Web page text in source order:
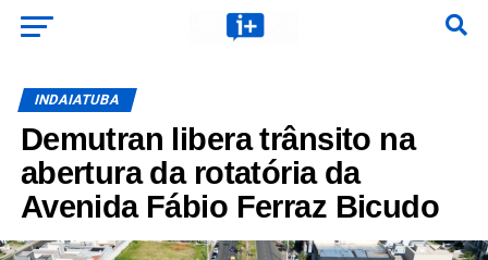
INDAIATUBA
Demutran libera trânsito na
abertura da rotatória da
Avenida Fábio Ferraz Bicudo